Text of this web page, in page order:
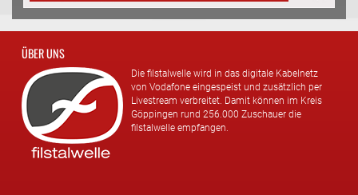
ÜBER UNS
Die filstalwelle wird in das digitale Kabelnetz
von Vodafone eingespeist und zusätzlich per
Livestream verbreitet. Damit können im Kreis
Göppingen rund 256.000 Zuschauer die
filstalwelle empfangen.